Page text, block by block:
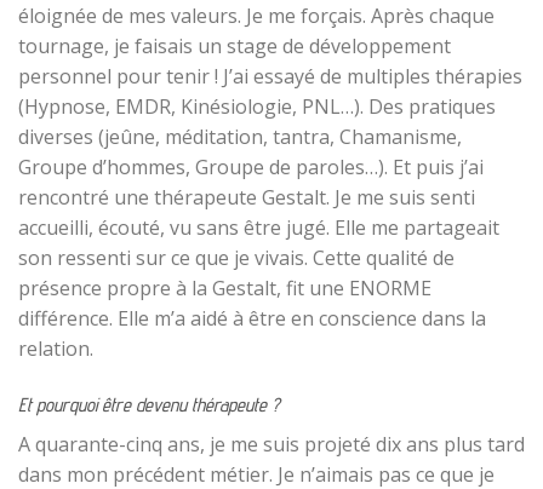
éloignée de mes valeurs. Je me forçais. Après chaque
tournage, je faisais un stage de développement
personnel pour tenir ! J’ai essayé de multiples thérapies
(Hypnose, EMDR, Kinésiologie, PNL…). Des pratiques
diverses (jeûne, méditation, tantra, Chamanisme,
Groupe d’hommes, Groupe de paroles…). Et puis j’ai
rencontré une thérapeute Gestalt. Je me suis senti
accueilli, écouté, vu sans être jugé. Elle me partageait
son ressenti sur ce que je vivais. Cette qualité de
présence propre à la Gestalt, fit une ENORME
différence. Elle m’a aidé à être en conscience dans la
relation.
Et pourquoi être devenu thérapeute ?
A quarante-cinq ans, je me suis projeté dix ans plus tard
dans mon précédent métier. Je n’aimais pas ce que je